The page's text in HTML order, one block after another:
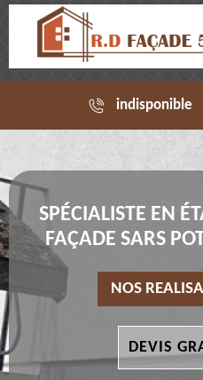
indisponible
SPÉCIALISTE EN
FAÇADE SARS
NOS
DEVIS